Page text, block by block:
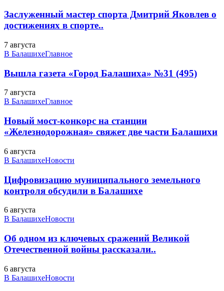
Заслуженный мастер спорта Дмитрий Яковлев о
достижениях в спорте..
7 августа
В БалашихеГлавное
Вышла газета «Город Балашиха» №31 (495)
7 августа
В БалашихеГлавное
Новый мост-конкорс на станции
«Железнодорожная» свяжет две части Балашихи
6 августа
В БалашихеНовости
Цифровизацию муниципального земельного
контроля обсудили в Балашихе
6 августа
В БалашихеНовости
Об одном из ключевых сражений Великой
Отечественной войны рассказали..
6 августа
В БалашихеНовости